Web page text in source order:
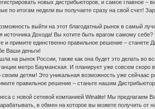
новых дистрибьюторов, и самое главное –
по итогам недели вы получаете сразу на свой счет!
выйти на этот благодатный рынок в самый
источника Дохода! Вы хотите быть врагом самому
и примите единственно правильное решение – станете
Ваши деньги!
на рынок России, также как она будет это делать во
метро Бауманская. И планирует уже совсем скоро
детям! Это уникальная возможность уже сейчаас
правильное решение – станьте нашим
с новой сетевой компанией Winalite! Мы предлагаем
в обмен на которое вы можете получить от